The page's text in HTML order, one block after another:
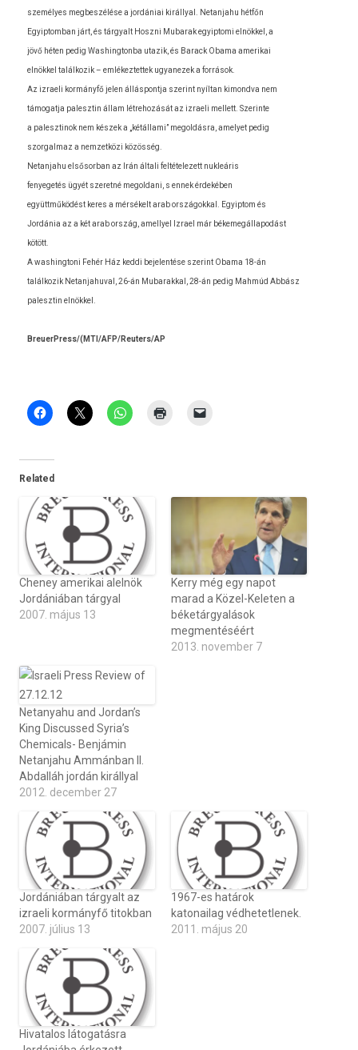
személyes meg­beszélése a jordániai királlyal. Netan­jahu hétfőn
Egyip­tomban járt, és tár­gyalt Hoszni Mubarak egyip­tomi elnökkel, a
jövő héten pedig Was­hington­ba utazik, és Barack Obama amerikai
elnökkel talál­kozik – em­lékez­tettek ugyanezek a források.
Az iz­raeli kormányfő jelen állás­pontja szerint nyíltan kimondva nem
támogat­ja palesztin állam lét­rehozását az iz­raeli mel­lett. Szerin­te
a palesztinok nem készek a „kétállami” megol­dásra, amelyet pedig
szor­galmaz a nem­zetközi közösség.
Netan­jahu el­sősor­ban az Irán általi fel­tételezett nukleáris
fenyegetés ügyét szeretné megol­dani, s ennek érdekében
együttműködést keres a mérsékelt arab országokk­al. Egyip­tom és
Jordánia az a két arab ország, amel­lyel Iz­rael már békemegál­lapodást
kötött.
A was­hingtoni Fehér Ház keddi be­jelen­tése szerint Obama 18-án
talál­kozik Netan­jahuv­al, 26-án Mubarakk­al, 28-án pedig Mahmúd Abbász
palesztin elnökkel.
BreuerPress/(MTI/AFP/Reuters/AP
Related
Cheney amerikai alelnök
Jordániában tárgyal
2007. május 13
Kerry még egy napot
marad a Közel-Keleten a
béketárgyalások
megmentéséért
2013. november 7
Netanyahu and Jordan’s
King Discussed Syria’s
Chemicals- Benjámin
Netanjahu Ammánban II.
Abdalláh jordán királlyal
2012. december 27
Jordániában tárgyalt az
izraeli kormányfő titokban
2007. július 13
1967-es határok
katonailag védhetetlenek.
2011. május 20
Hivatalos látogatásra